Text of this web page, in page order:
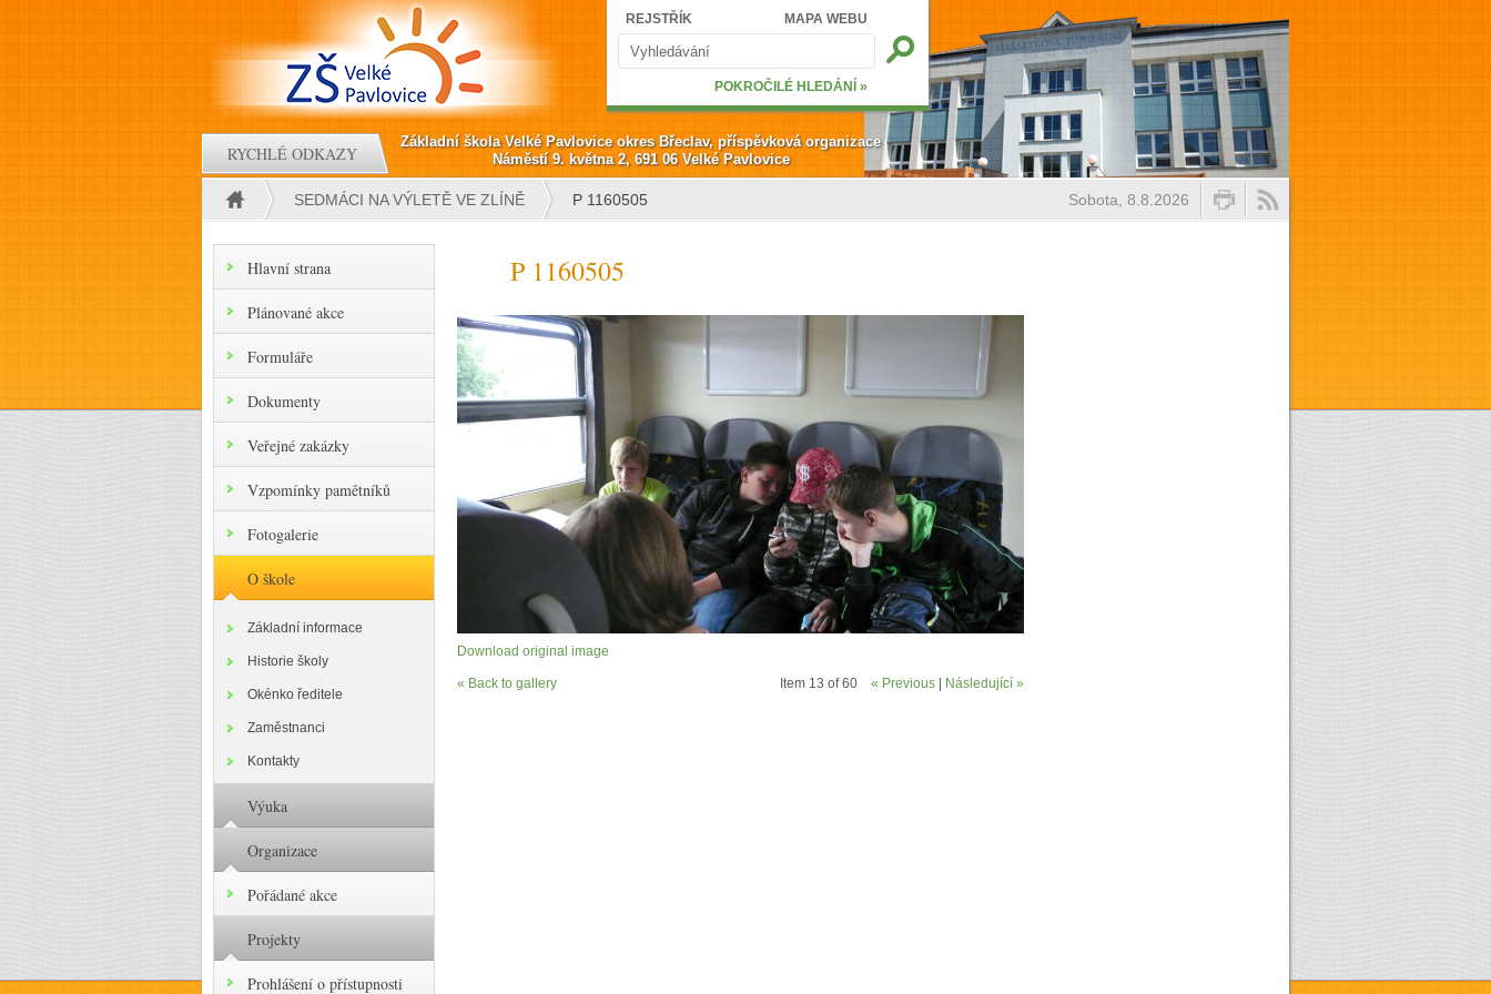
Vyhledávání
Hledat
REJSTŘÍK MAPA WEBU
POKROČILÉ HLEDÁNÍ »
RYCHLÉ ODKAZY
Základní škola Velké Pavlovice okres Břeclav, příspěvková organizace
Náměstí 9. května 2, 691 06 Velké Pavlovice
Jste zdeSEDMÁCI NA VÝLETĚ VE ZLÍNĚ P 1160505 Sobota, 8.8.2026
P 1160505
Download original image
« Back to gallery Item 13 of 60 « Previous Následující »
Hlavní strana
Plánované akce
Formuláře
Dokumenty
Veřejné zakázky
Vzpomínky pamětníků
Fotogalerie
O škole
Základní informace
Historie školy
Okénko ředitele
Zaměstnanci
Kontakty
Výuka
Organizace
Pořádané akce
Projekty
Prohlášení o přístupnosti